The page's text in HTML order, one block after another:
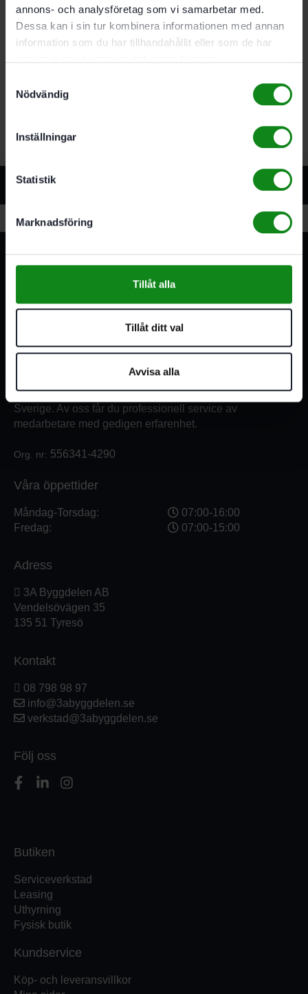
annons- och analysföretag som vi samarbetar med.
Dessa kan i sin tur kombinera informationen med annan
information som du har tillhandahållit eller som de har
Nödvändig
Inställningar
Statistik
Marknadsföring
Tillåt alla
Tillåt ditt val
Avvisa alla
Det finns inga recensioner än.
Du måste vara
förbrukningsmaterial. Vi har en fysisk butik och
serviceverkstad i Stockholm samt en e-handel för hela
Sverige. Av oss får du professionell service av
medarbetare med gedigen erfarenhet.
Org. nr: 556341-4290
Våra öppettider
Måndag-Torsdag:
Fredag:
07:00-16:00
07:00-15:00
Adress
3A Byggdelen AB
Vendelsövägen 35
135 51 Tyresö
Kontakt
08 798 98 97
info@3abyggdelen.se
verkstad@3abyggdelen.se
Följ oss
Butiken
Serviceverkstad
Leasing
Uthyrning
Fysisk butik
Kundservice
Köp- och leveransvillkor